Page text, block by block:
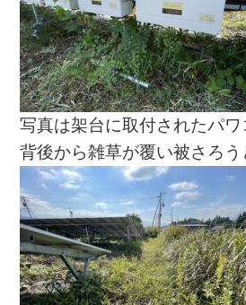
写真は架台に取付されたパワ
背後から雑草が覆い被さろう